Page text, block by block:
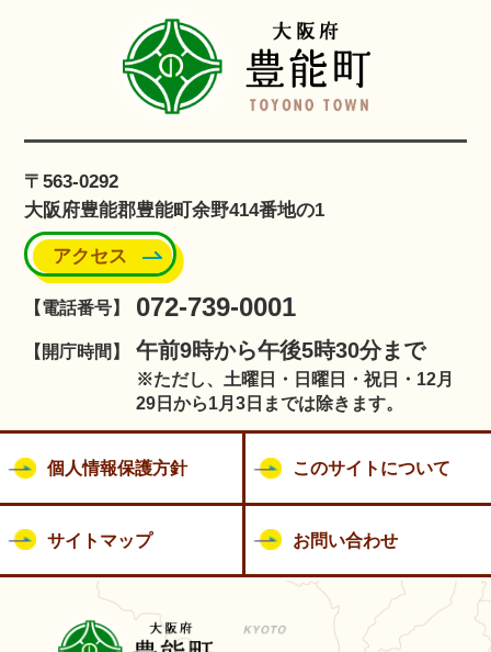
〒563-0292
大阪府豊能郡豊能町余野414番地の1
アクセス
【電話番号】 072-739-0001
【開庁時間】 午前9時から午後5時30分まで
※ただし、土曜日・日曜日・祝日・12月
29日から1月3日までは除きます。
個人情報保護方針 このサイトについて
サイトマップ お問い合わせ